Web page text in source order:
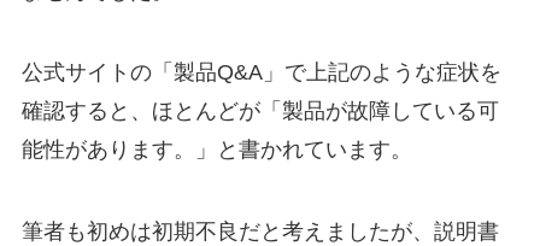
公式サイトの「製品Q&A」で上記のような症状を
確認すると、ほとんどが「製品が故障している可
能性があります。」と書かれています。
筆者も初めは初期不良だと考えましたが、説明書